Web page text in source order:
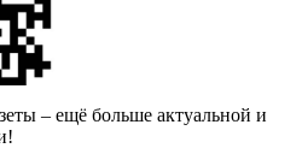
– ещё больше актуальной и